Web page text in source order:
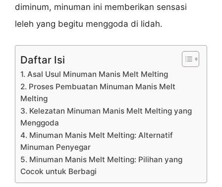
diminum, minuman ini memberikan sensasi
leleh yang begitu menggoda di lidah.
Daftar Isi
1. Asal Usul Minuman Manis Melt Melting
2. Proses Pembuatan Minuman Manis Melt
Melting
3. Kelezatan Minuman Manis Melt Melting yang
Menggoda
4. Minuman Manis Melt Melting: Alternatif
Minuman Penyegar
5. Minuman Manis Melt Melting: Pilihan yang
Cocok untuk Berbagi